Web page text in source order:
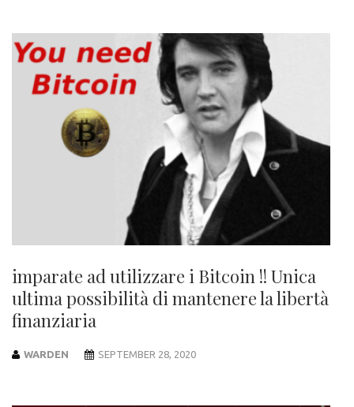
imparate ad utilizzare i Bitcoin !! Unica
ultima possibilità di mantenere la libertà
finanziaria
WARDEN SEPTEMBER 28, 2020